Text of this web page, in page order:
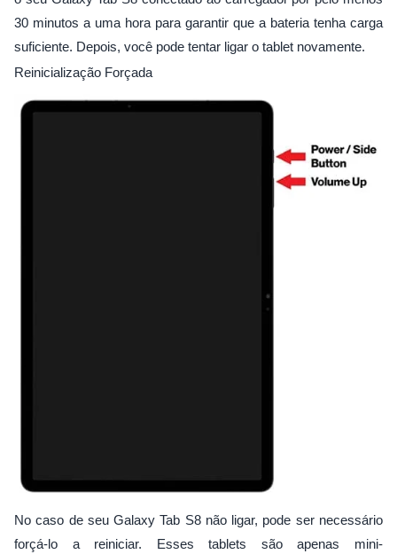
30 minutos a uma hora para garantir que a bateria tenha carga
suficiente. Depois, você pode tentar ligar o tablet novamente.
Reinicialização Forçada
No caso de seu Galaxy Tab S8 não ligar, pode ser necessário
forçá-lo a reiniciar. Esses tablets são apenas mini-